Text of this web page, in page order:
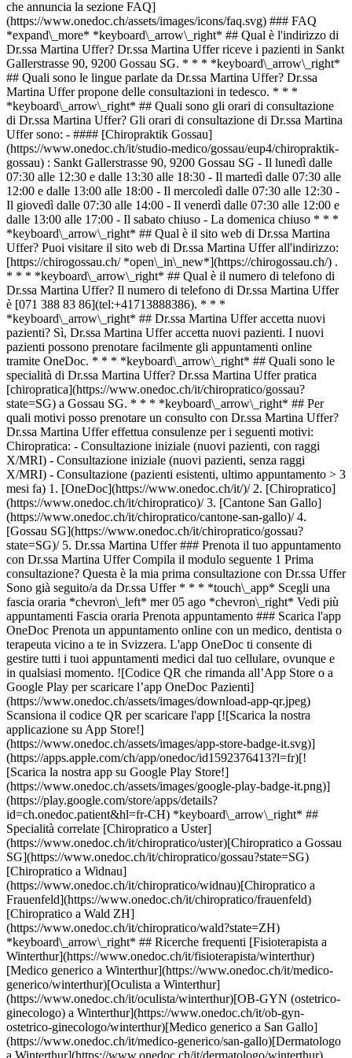
che annuncia la sezione FAQ]
(https://www.onedoc.ch/assets/images/icons/faq.svg) ### FAQ
*expand\_more* *keyboard\_arrow\_right* ## Qual è l'indirizzo di
Dr.ssa Martina Uffer? Dr.ssa Martina Uffer riceve i pazienti in Sankt
Gallerstrasse 90, 9200 Gossau SG. * * * *keyboard\_arrow\_right*
## Quali sono le lingue parlate da Dr.ssa Martina Uffer? Dr.ssa
Martina Uffer propone delle consultazioni in tedesco. * * *
*keyboard\_arrow\_right* ## Quali sono gli orari di consultazione
di Dr.ssa Martina Uffer? Gli orari di consultazione di Dr.ssa Martina
Uffer sono: - #### [Chiropraktik Gossau]
(https://www.onedoc.ch/it/studio-medico/gossau/eup4/chiropraktik-
gossau) : Sankt Gallerstrasse 90, 9200 Gossau SG - Il lunedì dalle
07:30 alle 12:30 e dalle 13:30 alle 18:30 - Il martedì dalle 07:30 alle
12:00 e dalle 13:00 alle 18:00 - Il mercoledì dalle 07:30 alle 12:30 -
Il giovedì dalle 07:30 alle 14:00 - Il venerdì dalle 07:30 alle 12:00 e
dalle 13:00 alle 17:00 - Il sabato chiuso - La domenica chiuso * * *
*keyboard\_arrow\_right* ## Qual è il sito web di Dr.ssa Martina
Uffer? Puoi visitare il sito web di Dr.ssa Martina Uffer all'indirizzo:
[https://chirogossau.ch/ *open\_in\_new*](https://chirogossau.ch/) .
* * * *keyboard\_arrow\_right* ## Qual è il numero di telefono di
Dr.ssa Martina Uffer? Il numero di telefono di Dr.ssa Martina Uffer
è [071 388 83 86](tel:+41713888386). * * *
*keyboard\_arrow\_right* ## Dr.ssa Martina Uffer accetta nuovi
pazienti? Sì, Dr.ssa Martina Uffer accetta nuovi pazienti. I nuovi
pazienti possono prenotare facilmente gli appuntamenti online
tramite OneDoc. * * * *keyboard\_arrow\_right* ## Quali sono le
specialità di Dr.ssa Martina Uffer? Dr.ssa Martina Uffer pratica
[chiropratica](https://www.onedoc.ch/it/chiropratico/gossau?
state=SG) a Gossau SG. * * * *keyboard\_arrow\_right* ## Per
quali motivi posso prenotare un consulto con Dr.ssa Martina Uffer?
Dr.ssa Martina Uffer effettua consulenze per i seguenti motivi:
Chiropratica: - Consultazione iniziale (nuovi pazienti, con raggi
X/MRI) - Consultazione iniziale (nuovi pazienti, senza raggi
X/MRI) - Consultazione (pazienti esistenti, ultimo appuntamento > 3
mesi fa) 1. [OneDoc](https://www.onedoc.ch/it/)/ 2. [Chiropratico](https://www.onedoc.ch/it/chiropratico)/ 3. [Cantone San Gallo](https://www.onedoc.ch/it/chiropratico/cantone-san-gallo)/ 4. [Gossau SG](https://www.onedoc.ch/it/chiropratico/gossau?state=SG)/ 5. Dr.ssa Martina Uffer ### Prenota il tuo appuntamento con Dr.ssa Martina Uffer Compila il modulo seguente 1 Prima consultazione? Questa è la mia prima consultazione con Dr.ssa Uffer Sono già seguito/a da Dr.ssa Uffer * * * *touch\_app* Scegli una fascia oraria *chevron\_left* mer 05 ago *chevron\_right* Vedi più appuntamenti Fascia oraria Prenota appuntamento ### Scarica l'app OneDoc Prenota un appuntamento online con un medico, dentista o terapeuta vicino a te in Svizzera. L'app OneDoc ti consente di gestire tutti i tuoi appuntamenti medici dal tuo cellulare, ovunque e in qualsiasi momento. ![Codice QR che rimanda all’App Store o a Google Play per scaricare l’app OneDoc Pazienti](https://www.onedoc.ch/assets/images/download-app-qr.jpeg) Scansiona il codice QR per scaricare l'app [![Scarica la nostra applicazione su App Store!](https://www.onedoc.ch/assets/images/app-store-badge-it.svg)](https://apps.apple.com/ch/app/onedoc/id1592376413?l=fr)[![Scarica la nostra app su Google Play Store!](https://www.onedoc.ch/assets/images/google-play-badge-it.png)](https://play.google.com/store/apps/details?id=ch.onedoc.patient&hl=fr-CH) *keyboard\_arrow\_right* ## Specialità correlate [Chiropratico a Uster](https://www.onedoc.ch/it/chiropratico/uster)[Chiropratico a Gossau SG](https://www.onedoc.ch/it/chiropratico/gossau?state=SG)[Chiropratico a Widnau](https://www.onedoc.ch/it/chiropratico/widnau)[Chiropratico a Frauenfeld](https://www.onedoc.ch/it/chiropratico/frauenfeld)[Chiropratico a Wald ZH](https://www.onedoc.ch/it/chiropratico/wald?state=ZH) *keyboard\_arrow\_right* ## Ricerche frequenti [Fisioterapista a Winterthur](https://www.onedoc.ch/it/fisioterapista/winterthur)[Medico generico a Winterthur](https://www.onedoc.ch/it/medico-generico/winterthur)[Oculista a Winterthur](https://www.onedoc.ch/it/oculista/winterthur)[OB-GYN (ostetrico-ginecologo) a Winterthur](https://www.onedoc.ch/it/ob-gyn-ostetrico-ginecologo/winterthur)[Medico generico a San Gallo](https://www.onedoc.ch/it/medico-generico/san-gallo)[Dermatologo a Winterthur](https://www.onedoc.ch/it/dermatologo/winterthur)[Fisioterapista sportivo a Winterthur](https://www.onedoc.ch/it/fisioterapista-sportivo/winterthur)[Specialista in medicina interna generale a Winterthur](https://www.onedoc.ch/it/specialista-in-medicina-interna-generale/winterthur)[Fisioterapista a San Gallo](https://www.onedoc.ch/it/fisioterapista/san-gallo)[OB-GYN (ostetrico-ginecologo) a Rapperswil-Jona](https://www.onedoc.ch/it/ob-gyn-ostetrico-ginecologo/rapperswil-jona)[Fisioterapista a Abtwil SG](https://www.onedoc.ch/it/fisioterapista/abtwil?state=SG)[Medico generico a Sargans](https://www.onedoc.ch/it/medico-generico/sargans)[Specialista in medicina interna generale a Frauenfeld](https://www.onedoc.ch/it/specialista-in-medicina-interna-generale/frauenfeld)[Massaggiatore classico a Winterthur](https://www.onedoc.ch/it/massaggiatore-classico/winterthur)[Terapista in massaggio medico a Winterthur](https://www.onedoc.ch/it/terapista-in-massaggio-medico/winterthur)[Centro vaccinale a San Gallo](https://www.onedoc.ch/it/centro-vaccinale/san-gallo)[Specialista in medicina estetica a Winterthur](https://www.onedoc.ch/it/specialista-in-medicina-estetica/winterthur)[Fisioterapista sportivo a Abtwil SG](https://www.onedoc.ch/it/fisioterapista-sportivo/abtwil?state=SG)[Specialista in medicina interna generale a Rapperswil-Jona](https://www.onedoc.ch/it/specialista-in-medicina-interna-generale/rapperswil-jona)[Medico generico a Müllheim](https://www.onedoc.ch/it/medico-generico/mullheim)[Medico generico a Uzwil](https://www.onedoc.ch/it/medico-generico/uzwil) *keyboard\_arrow\_right* ## Cerca un professionista [Elenco dei professionisti](https://www.onedoc.ch/it/elenco) [A](https://www.onedoc.ch/it/elenco/A) [B](https://www.onedoc.ch/it/elenco/B) [C](https://www.onedoc.ch/it/elenco/C) [D](https://www.onedoc.ch/it/elenco/D) [E](https://www.onedoc.ch/it/elenco/E) [F](https://www.onedoc.ch/it/elenco/F) [G](https://www.onedoc.ch/it/elenco/G) [H](https://www.onedoc.ch/it/elenco/H) [I](https://www.onedoc.ch/it/elenco/I) [J](https://www.onedoc.ch/it/elenco/J) [K](https://www.onedoc.ch/it/elenco/K) [L](https://www.onedoc.ch/it/elenco/L) [M](https://www.onedoc.ch/it/elenco/M) [N](https://www.onedoc.ch/it/elenco/N) [O](https://www.onedoc.ch/it/elenco/O) [P](https://www.onedoc.ch/it/elenco/P) [Q](https://www.onedoc.ch/it/elenco/Q) [R](https://www.onedoc.ch/it/elenco/R) [S](https://www.onedoc.ch/it/elenco/S) [T](https://www.onedoc.ch/it/elenco/T) [U](https://www.onedoc.ch/it/elenco/U) [V](https://www.onedoc.ch/it/elenco/V) [W](https://www.onedoc.ch/it/elenco/W) [X](https://www.onedoc.ch/it/elenco/X) [Y](https://www.onedoc.ch/it/elenco/Y) [Z](https://www.onedoc.ch/it/elenco/Z) ## OneDoc [Sono un professionista](https://info.onedoc.ch/it/) [Su di noi](https://info.onedoc.ch/it/nostra-missione/) [News e premi](https://info.onedoc.ch/it/media/) [Lavora con noi](https://career.onedoc.ch/it) [Centro privacy](https://privacy.onedoc.ch/it/) [Gestione dei cookie](javascript:Didomi.preferences.show%28%29) [Centro di assistenza](https://help.onedoc.ch/it/) ## Lingue [Deutsch](https://www.onedoc.ch/de/chiropraktorin/gossau/pbdax/dr-martina-uffer) [Français](https://www.onedoc.ch/fr/chiropraticienne/gossau/pbdax/dr-martina-uffer) [Italiano](https://www.onedoc.ch/it/chiropratica/gossau/pbdax/dr-martina-uffer) [English](https://www.onedoc.ch/en/chiropractor/gossau/pbdax/dr-martina-uffer) ## Specialità correlate [Chiropratico a Uster](https://www.onedoc.ch/it/chiropratico/uster) [Chiropratico a Gossau SG](https://www.onedoc.ch/it/chiropratico/gossau?state=SG) [Chiropratico a Widnau](https://www.onedoc.ch/it/chiropratico/widnau) [Chiropratico a Frauenfeld](https://www.onedoc.ch/it/chiropratico/frauenfeld) [Chiropratico a Wald ZH](https://www.onedoc.ch/it/chiropratico/wald?state=ZH) ## Ricerche frequenti [Fisioterapista a Winterthur](https://www.onedoc.ch/it/fisioterapista/winterthur) [Medico generico a Winterthur](https://www.onedoc.ch/it/medico-generico/winterthur) [Oculista a Winterthur](https://www.onedoc.ch/it/oculista/winterthur) [OB-GYN (ostetrico-ginecologo) a Winterthur](https://www.onedoc.ch/it/ob-gyn-ostetrico-ginecologo/winterthur) [Medico generico a San Gallo](https://www.onedoc.ch/it/medico-generico/san-gallo) [Dermatologo a Winterthur](https://www.onedoc.ch/it/dermatologo/winterthur) [Fisioterapista sportivo a Winterthur](https://www.onedoc.ch/it/fisioterapista-sportivo/winterthur) [Specialista in medicina interna generale a Winterthur](https://www.onedoc.ch/it/specialista-in-medicina-interna-generale/winterthur) [Fisioterapista a San Gallo](https://www.onedoc.ch/it/fisioterapista/san-gallo) [OB-GYN (ostetrico-ginecologo) a Rapperswil-Jona](https://www.onedoc.ch/it/ob-gyn-ostetrico-ginecologo/rapperswil-jona) [Fisioterapista a Abtwil SG](https://www.onedoc.ch/it/fisioterapista/abtwil?state=SG) [Medico generico a Sargans](https://www.onedoc.ch/it/medico-generico/sargans) [Specialista in medicina interna generale a Frauenfeld](https://www.onedoc.ch/it/specialista-in-medicina-interna-generale/frauenfeld) [Massaggiatore classico a Winterthur](https://www.onedoc.ch/it/massaggiatore-classico/winterthur) [Terapista in massaggio medico a Winterthur](https://www.onedoc.ch/it/terapista-in-massaggio-medico/winterthur) [Centro vaccinale a San Gallo](https://www.onedoc.ch/it/centro-vaccinale/san-gallo) [Specialista in medicina estetica a Winterthur](https://www.onedoc.ch/it/specialista-in-medicina-estetica/winterthur) [Fisioterapista sportivo a Abtwil SG](https://www.onedoc.ch/it/fisioterapista-sportivo/abtwil?state=SG) [Specialista in medicina interna generale a Rapperswil-Jona](https://www.onedoc.ch/it/specialista-in-medicina-interna-generale/rapperswil-jona) [Medico generico a Müllheim](https://www.onedoc.ch/it/medico-generico/mullheim) [Medico generico a Uzwil](https://www.onedoc.ch/it/medico-generico/uzwil) [![Icona Facebook](https://www.onedoc.ch/assets/images/icons/facebook.svg)](https://facebook.com/onedoc.ch/)[![Icona LinkedIn](https://www.onedoc.ch/assets/images/icons/linkedin.svg)](https://linkedin.com/company/onedoc.ch/)[![Icona Instagram](https://www.onedoc.ch/assets/images/icons/instagram.svg)](https://www.instagram.com/onedoc.ch/)[![Icona X](https://www.onedoc.ch/assets/images/icons/x.svg)](https://twitter.com/OneDoc_ch)[![Icona YouTube](https://www.onedoc.ch/assets/images/icons/youtube.svg)](https://www.youtube.com/channel/UCWnlE63em_m8ZioBA5n8Z6w) Cerca un professionista [Elenco dei professionisti](https://www.onedoc.ch/it/elenco)[A](https://www.onedoc.ch/it/elenco/a)[B](https://www.onedoc.ch/it/elenco/b)[C](https://www.onedoc.ch/it/elenco/c)[D](https://www.onedoc.ch/it/elenco/d)[E](https://www.onedoc.ch/it/elenco/e)[F](https://www.onedoc.ch/it/elenco/f)[G](https://www.onedoc.ch/it/elenco/g)[H](https://www.onedoc.ch/it/elenco/h)[I](https://www.onedoc.ch/it/elenco/i)[J](https://www.onedoc.ch/it/elenco/j)[K](https://www.onedoc.ch/it/elenco/k)[L](https://www.onedoc.ch/it/elenco/l)[M](https://www.onedoc.ch/it/elenco/m)[N](https://www.onedoc.ch/it/elenco/n)[O](https://www.onedoc.ch/it/elenco/o)[P](https://www.onedoc.ch/it/elenco/p)[Q](https://www.onedoc.ch/it/elenco/q)[R](https://www.onedoc.ch/it/elenco/r)[S](https://www.onedoc.ch/it/elenco/s)[T](https://www.onedoc.ch/it/elenco/t)[U](https://www.onedoc.ch/it/elenco/u)[V](https://www.onedoc.ch/it/elenco/v)[W](https://www.onedoc.ch/it/elenco/w)[X](https://www.onedoc.ch/it/elenco/x)[Y](https://www.onedoc.ch/it/elenco/y)[Z](https://www.onedoc.ch/it/elenco/z) [![OneDoc è certificata Swiss Made Software](https://www.one